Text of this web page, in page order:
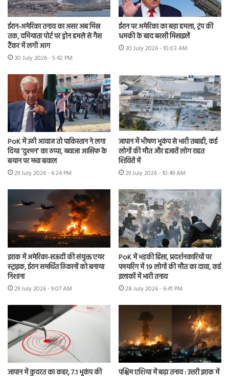
ईरान-अमेरिका तनाव का असर अब मिस्र
तक, दमियाता पोर्ट पर ड्रोन हमले से गैस
टैंकर में लगी आग
30 July 2026 - 5:42 PM
ईरान पर अमेरिका का बड़ा हमला, ट्रंप की
धमकी के बाद बरसी मिसाइलें
30 July 2026 - 10:03 AM
PoK में उठी आवाज तो पाकिस्तान ने लगा
दिया ‘दुश्मन’ का ठप्पा, ख्वाजा आसिफ के
बयान पर मचा बवाल
29 July 2026 - 6:24 PM
जापान में भीषण भूकंप से भारी तबाही, कई
लोगों की मौत और हजारों लोग राहत
शिविरों में
29 July 2026 - 10:49 AM
इराक में अमेरिका-सऊदी की संयुक्त एयर
स्ट्राइक, ईरान समर्थित ठिकानों को बनाया
निशाना
29 July 2026 - 9:07 AM
PoK में भड़की हिंसा, प्रदर्शनकारियों पर
फायरिंग में 19 लोगों की मौत का दावा, कई
इलाकों में भारी तनाव
28 July 2026 - 6:41 PM
जापान में कुदरत का कहर, 7.1 भूकंप की पश्चिम एशिया में बढ़ा तनाव : उत्तरी इराक में